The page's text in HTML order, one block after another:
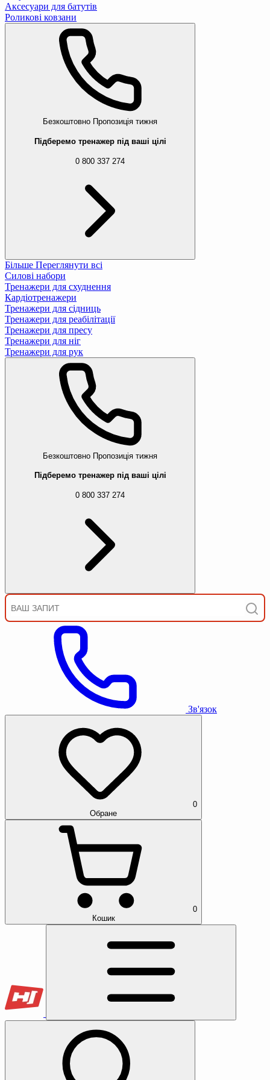
Аксесуари для батутів
Роликові ковзани
Безкоштовно Пропозиція тижня
Підберемо тренажер під ваші цілі
0 800 337 274
Більше Переглянути всі
Силові набори
Тренажери для схуднення
Кардіотренажери
Тренажери для сідниць
Тренажери для реабілітації
Тренажери для пресу
Тренажери для ніг
Тренажери для рук
Безкоштовно Пропозиція тижня
Підберемо тренажер під ваші цілі
0 800 337 274
Зв'язок
0
Обране
0
Кошик